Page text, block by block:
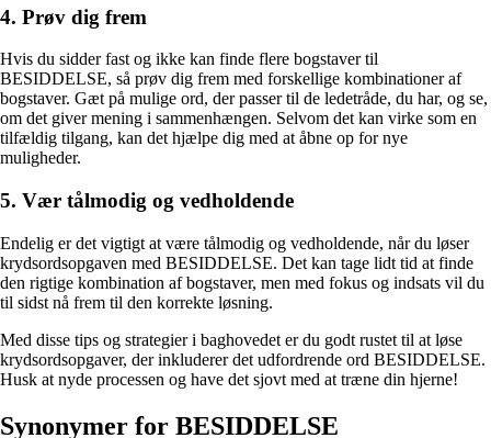
4. Prøv dig frem
Hvis du sidder fast og ikke kan finde flere bogstaver til
BESIDDELSE, så prøv dig frem med forskellige kombinationer af
bogstaver. Gæt på mulige ord, der passer til de ledetråde, du har, og se,
om det giver mening i sammenhængen. Selvom det kan virke som en
tilfældig tilgang, kan det hjælpe dig med at åbne op for nye
muligheder.
5. Vær tålmodig og vedholdende
Endelig er det vigtigt at være tålmodig og vedholdende, når du løser
krydsordsopgaven med BESIDDELSE. Det kan tage lidt tid at finde
den rigtige kombination af bogstaver, men med fokus og indsats vil du
til sidst nå frem til den korrekte løsning.
Med disse tips og strategier i baghovedet er du godt rustet til at løse
krydsordsopgaver, der inkluderer det udfordrende ord BESIDDELSE.
Husk at nyde processen og have det sjovt med at træne din hjerne!
Synonymer for BESIDDELSE